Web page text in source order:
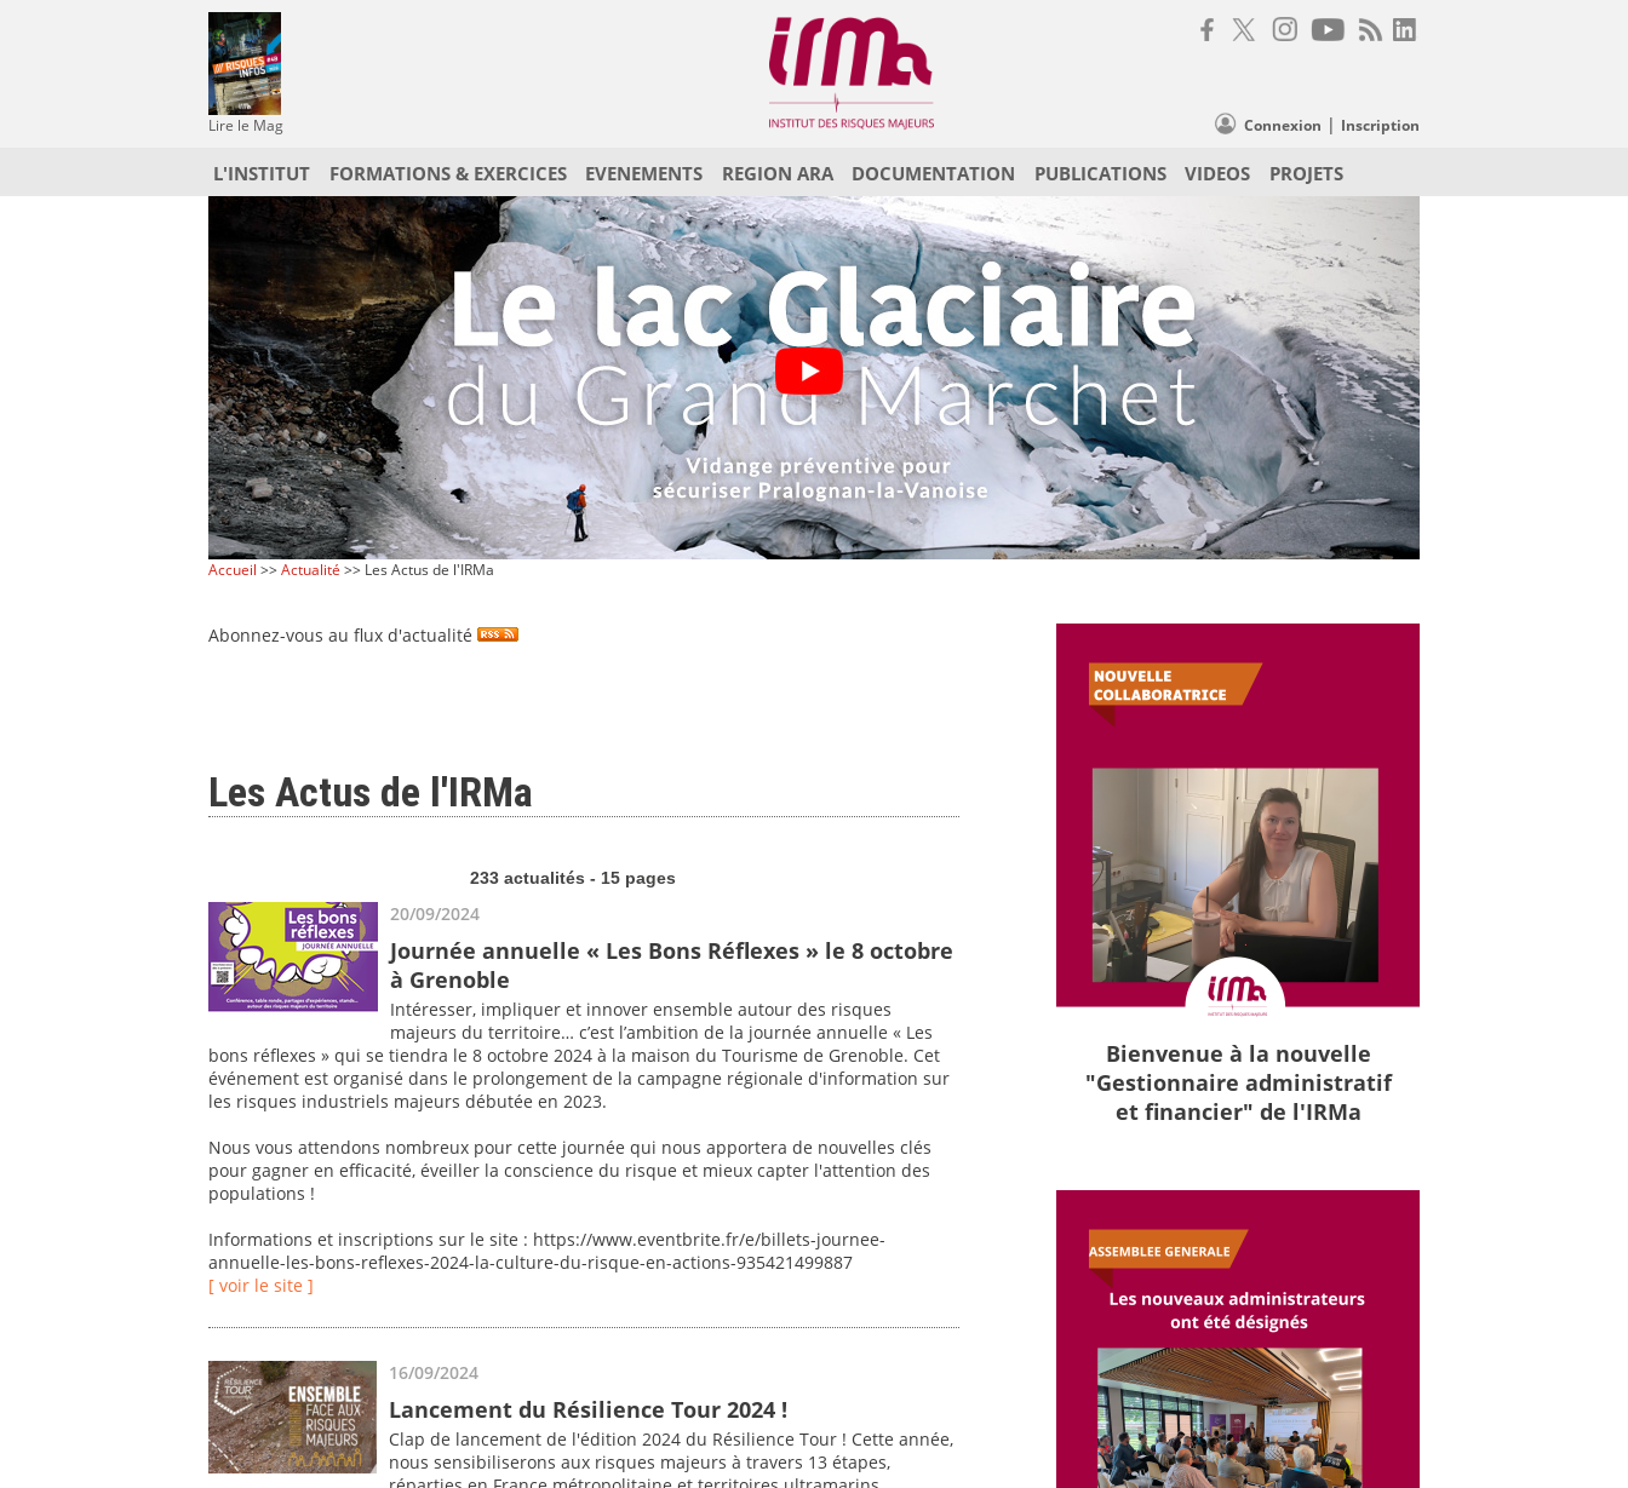
Lire le Mag Connexion | Inscription
L'INSTITUT FORMATIONS & EXERCICES EVENEMENTS REGION ARA DOCUMENTATION PUBLICATIONS VIDEOS PROJETS
Accueil >>Actualité >> Les Actus de l'IRMa
Abonnez-vous au flux d'actualité
Les Actus de l'IRMa
233 actualités - 15 pages
20/09/2024
Journée annuelle « Les Bons Réflexes » le 8 octobre
à Grenoble
Intéresser, impliquer et innover ensemble autour des risques
majeurs du territoire… c’est l’ambition de la journée annuelle « Les
bons réflexes » qui se tiendra le 8 octobre 2024 à la maison du Tourisme de Grenoble. Cet
événement est organisé dans le prolongement de la campagne régionale d'information sur
les risques industriels majeurs débutée en 2023.
Nous vous attendons nombreux pour cette journée qui nous apportera de nouvelles clés
pour gagner en efficacité, éveiller la conscience du risque et mieux capter l'attention des
populations !
Informations et inscriptions sur le site : https://www.eventbrite.fr/e/billets-journee-
annuelle-les-bons-reflexes-2024-la-culture-du-risque-en-actions-935421499887
[ voir le site ]
16/09/2024
Lancement du Résilience Tour 2024 !
Clap de lancement de l'édition 2024 du Résilience Tour ! Cette année,
nous sensibiliserons aux risques majeurs à travers 13 étapes,
Bienvenue à la nouvelle
"Gestionnaire administratif
et financier" de l'IRMa